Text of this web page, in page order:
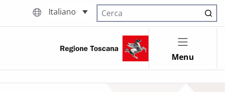
Italiano
Cerca nel sito
Menu